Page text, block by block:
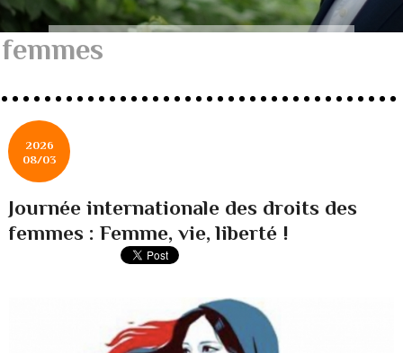
femmes
2026
08/03
Journée internationale des droits des
femmes : Femme, vie, liberté !